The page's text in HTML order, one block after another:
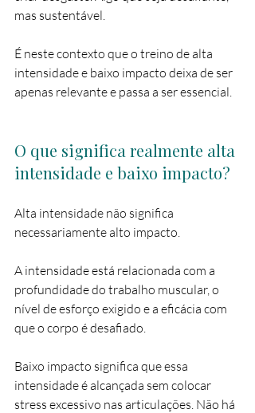
mas sustentável.
É neste contexto que o treino de alta
intensidade e baixo impacto deixa de ser
apenas relevante e passa a ser essencial.
O que significa realmente alta
intensidade e baixo impacto?
Alta intensidade não significa
necessariamente alto impacto.
A intensidade está relacionada com a
profundidade do trabalho muscular, o
nível de esforço exigido e a eficácia com
que o corpo é desafiado.
Baixo impacto significa que essa
intensidade é alcançada sem colocar
stress excessivo nas articulações. Não há